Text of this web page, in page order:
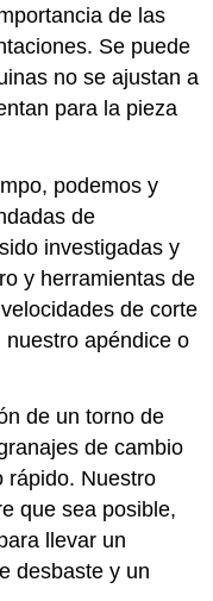
de las
Se puede
no se ajustan a
para la pieza
podemos y
de
investigadas y
y herramientas de
de corte
apéndice o
de un torno de
de cambio
rápido. Nuestro
que sea posible,
llevar un
desbaste y un